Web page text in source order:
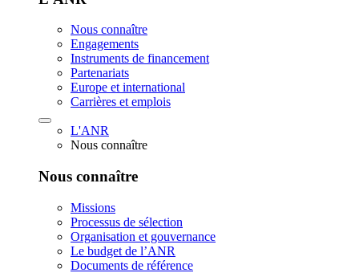
Nous connaître
Engagements
Instruments de financement
Partenariats
Europe et international
Carrières et emplois
L'ANR
Nous connaître
Nous connaître
Missions
Processus de sélection
Organisation et gouvernance
Le budget de l’ANR
Documents de référence